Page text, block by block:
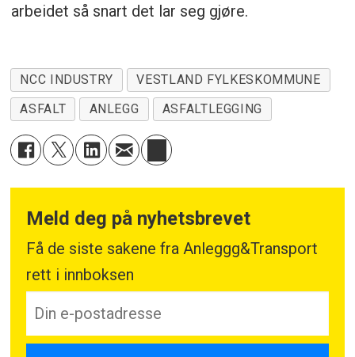
arbeidet så snart det lar seg gjøre.
NCC INDUSTRY
VESTLAND FYLKESKOMMUNE
ASFALT
ANLEGG ASFALTLEGGING
Meld deg på nyhetsbrevet
Få de siste sakene fra Anleggg&Transport
rett i innboksen